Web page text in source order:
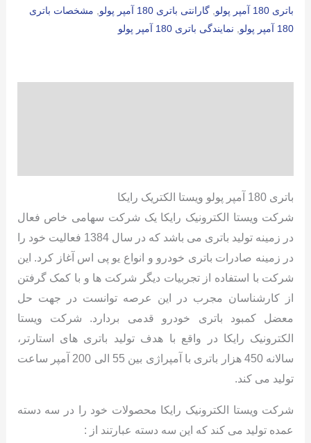
باتری 180 آمپر پولو
گارانتی باتری 180 آمپر پولو
مشخصات باتری
180 آمپر پولو
نمایندگی باتری 180 آمپر پولو
باتری 180 آمپر پولو ویستا الکتریک رایکا
شرکت ویستا الکترونیک رایکا یک شرکت سهامی خاص فعال
در زمینه تولید باتری می باشد که در سال 1384 فعالیت خود را
در زمینه صادرات باتری خودرو و انواع یو پی اس آغاز کرد. این
شرکت با استفاده از تجربیات دیگر شرکت ها و با کمک گرفتن
از کارشناسان مجرب در این عرصه توانست در جهت حل
معضل کمبود باتری خودرو قدمی بردارد. شرکت ویستا
الکترونیک رایکا در واقع با هدف تولید باتری های استارتر،
سالانه 450 هزار باتری با آمپراژی بین 55 الی 200 آمپر ساعت
تولید می کند.
شرکت ویستا الکترونیک رایکا محصولات خود را در سه دسته
عمده تولید می کند که این سه دسته عبارتند از :